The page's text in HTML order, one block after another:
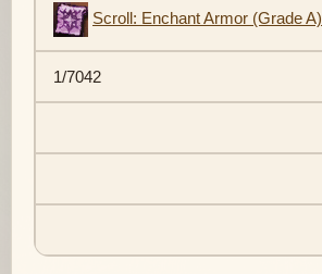
Scroll: Enchant Armor (Grade A)
1/7042